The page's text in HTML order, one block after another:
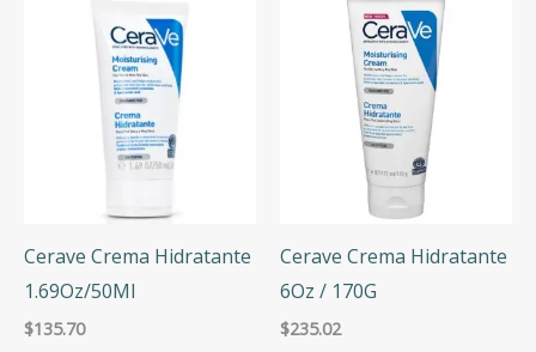
Marcas
Cerave Crema Hidratante
1.69Oz/50Ml
$135.70
Cerave Crema Hidratante
6Oz / 170G
$235.02